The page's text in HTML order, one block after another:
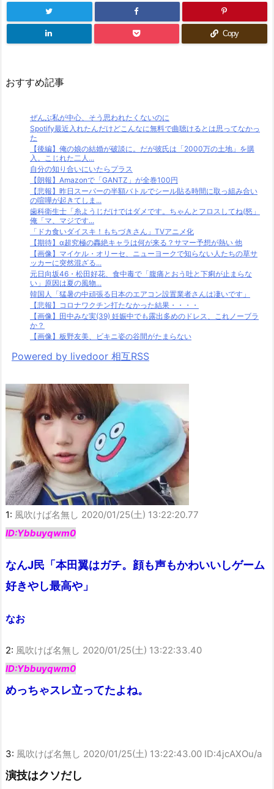
Copy
おすすめ記事
ぜんぶ私が中心、そう思われたくないのに
Spotify最近入れたんだけどこんなに無料で曲聴けるとは思ってなかっ
た
【後編】俺の娘の結婚が破談に。だが彼氏は「2000万の土地」を購
入。こじれた二人...
自分の知り合いにいたらプラス
【朗報】Amazonで「GANTZ」が全巻100円
【悲報】昨日スーパーの半額バトルでシール貼る時間に取っ組み合い
の喧嘩が起きてしま...
歯科衛生士「糸ようじだけではダメです。ちゃんとフロスしてね(怒」
俺「マ、マジです...
「ドカ食いダイスキ！もちづきさん」TVアニメ化
【期待】α超究極の轟絶キャラは何が来る？サマー予想が熱い 他
【画像】マイケル・オリーセ、ニューヨークで知らない人たちの草サ
ッカーに突然混ざる...
元日向坂46・松田好花、食中毒で「腹痛とおう吐と下痢が止まらな
い」原因は夏の風物...
韓国人「猛暑の中頑張る日本のエアコン設置業者さんは凄いです」
【悲報】コロナワクチン打たなかった結果・・・・
【画像】田中みな実(39) 妊娠中でも露出多めのドレス、これノーブラ
か？
【画像】板野友美、ビキニ姿の谷間がたまらない
Powered by livedoor 相互RSS
1: 風吹けば名無し 2020/01/25(土) 13:22:20.77
ID:Ybbuyqwm0
なんJ民「本田翼はガチ。顔も声もかわいいしゲーム
好きやし最高や」
なお
2: 風吹けば名無し 2020/01/25(土) 13:22:33.40
ID:Ybbuyqwm0
めっちゃスレ立ってたよね。
3: 風吹けば名無し 2020/01/25(土) 13:22:43.00 ID:4jcAXOu/a
演技はクソだし